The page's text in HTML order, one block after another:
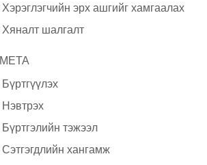
Хэрэглэгчийн эрх ашгийг хамгаалах
Хяналт шалгалт
МЕТА
Бүртгүүлэх
Нэвтрэх
Бүртгэлийн тэжээл
Сэтгэгдлийн хангамж